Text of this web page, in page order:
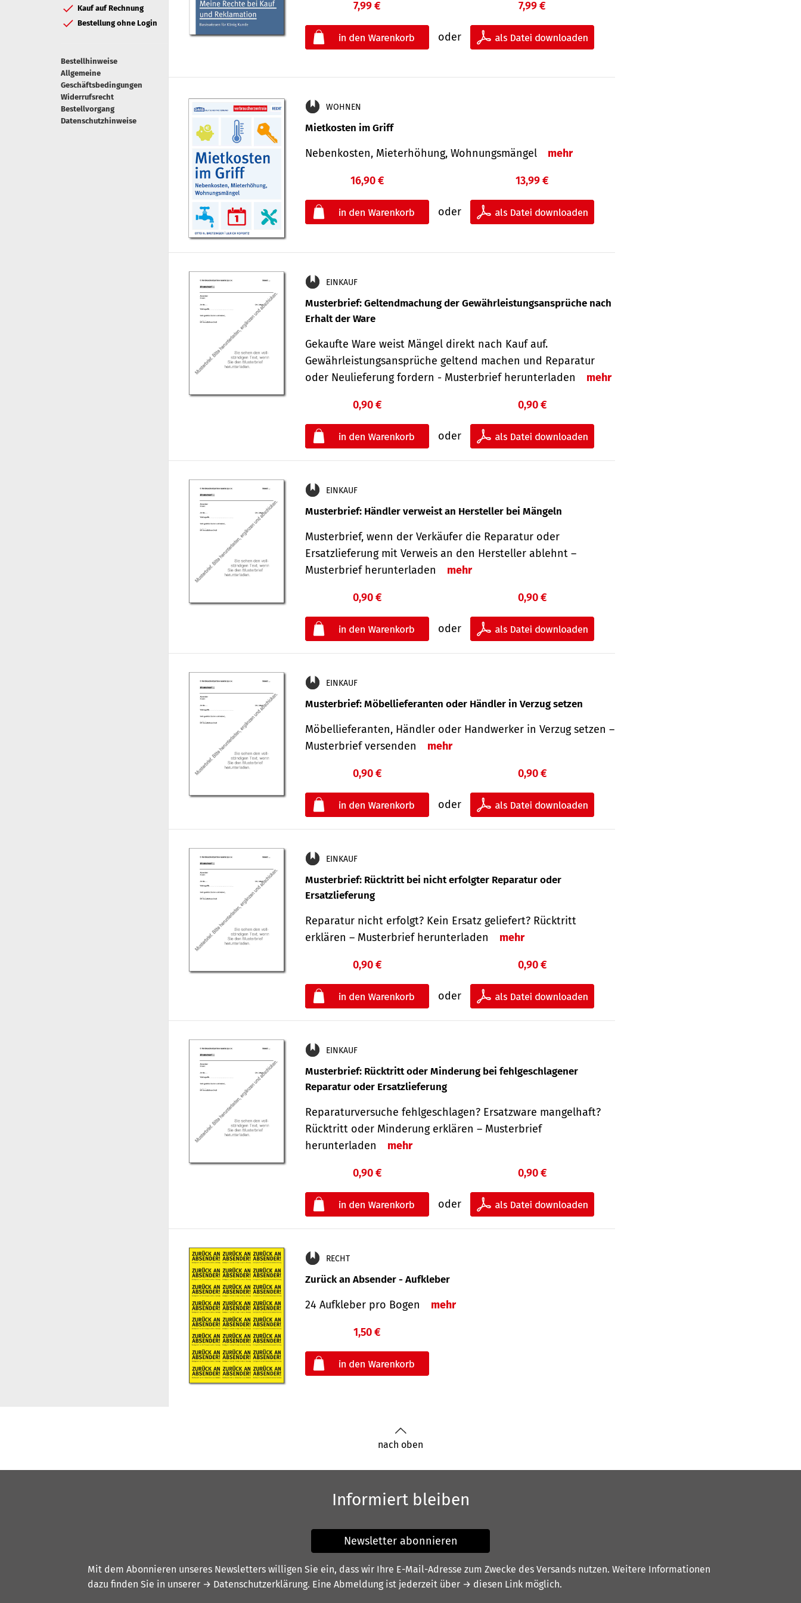
Kauf auf Rechnung
Bestellung ohne Login
Bestellhinweise
Allgemeine
Geschäftsbedingungen
Widerrufsrecht
Bestellvorgang
Datenschutzhinweise
7,99 €
oder
7,99 €
WOHNEN
Mietkosten im Griff
Nebenkosten, Mieterhöhung, Wohnungsmängel mehr
16,90 €
oder
13,99 €
EINKAUF
Musterbrief: Geltendmachung der Gewährleistungsansprüche nach
Erhalt der Ware
Gekaufte Ware weist Mängel direkt nach Kauf auf.
Gewährleistungsansprüche geltend machen und Reparatur
oder Neulieferung fordern - Musterbrief herunterladen
mehr
0,90 €
oder
0,90 €
EINKAUF
Musterbrief: Händler verweist an Hersteller bei Mängeln
Musterbrief, wenn der Verkäufer die Reparatur oder
Ersatzlieferung mit Verweis an den Hersteller ablehnt –
Musterbrief herunterladen
mehr
0,90 €
oder
0,90 €
EINKAUF
Musterbrief: Möbellieferanten oder Händler in Verzug setzen
Möbellieferanten, Händler oder Handwerker in Verzug setzen –
Musterbrief versenden
mehr
0,90 €
oder
0,90 €
EINKAUF
Musterbrief: Rücktritt bei nicht erfolgter Reparatur oder
Ersatzlieferung
Reparatur nicht erfolgt? Kein Ersatz geliefert? Rücktritt
erklären – Musterbrief herunterladen
mehr
0,90 €
oder
0,90 €
EINKAUF
Musterbrief: Rücktritt oder Minderung bei fehlgeschlagener
Reparatur oder Ersatzlieferung
Reparaturversuche fehlgeschlagen? Ersatzware mangelhaft?
Rücktritt oder Minderung erklären – Musterbrief
herunterladen
mehr
0,90 €
oder
0,90 €
RECHT
Zurück an Absender - Aufkleber
24 Aufkleber pro Bogen mehr
1,50 €
nach oben
Informiert bleiben
Newsletter abonnieren
Mit dem Abonnieren unseres Newsletters willigen Sie ein, dass wir Ihre E-Mail-Adresse zum Zwecke des Versands nutzen. Weitere Informationen
dazu finden Sie in unserer → Datenschutzerklärung. Eine Abmeldung ist jederzeit über → diesen Link möglich.